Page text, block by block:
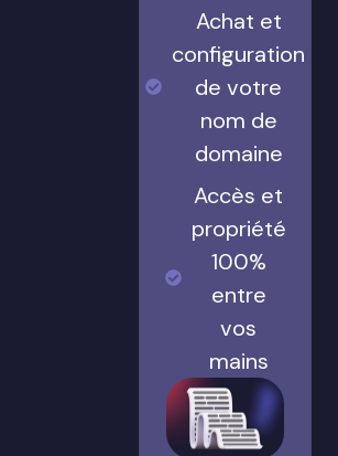
Achat et
configuration
de votre
nom de
domaine
Accès et
propriété
100%
entre
vos
mains